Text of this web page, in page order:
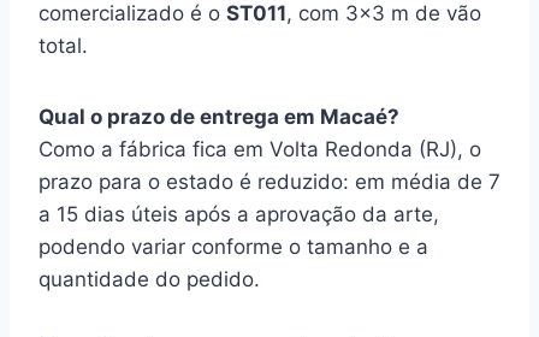
comercializado é o ST011, com 3×3 m de vão
total.
Qual o prazo de entrega em Macaé?
Como a fábrica fica em Volta Redonda (RJ), o
prazo para o estado é reduzido: em média de 7
a 15 dias úteis após a aprovação da arte,
podendo variar conforme o tamanho e a
quantidade do pedido.